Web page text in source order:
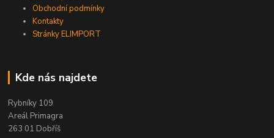
Obchodní podmínky
Kontakty
Stránky ELIMPORT
Kde nás najdete
Rybníky 109
Areál Primagra
263 01 Dobříš